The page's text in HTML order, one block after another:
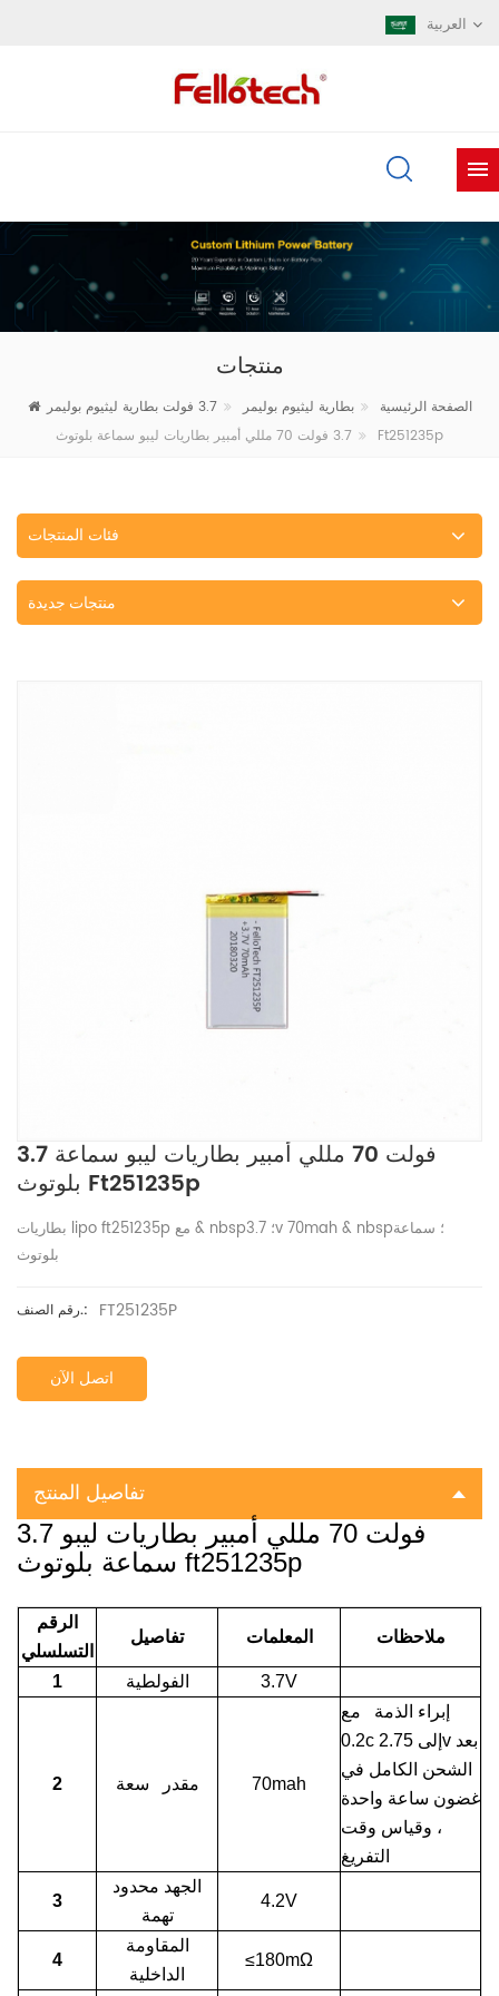
العربية
منتجات
الصفحة الرئيسية بطارية ليثيوم بوليمر
3.7 فولت بطارية ليثيوم بوليمر
3.7 فولت 70 مللي أمبير بطاريات ليبو سماعة بلوتوث Ft251235p
فئات المنتجات
منتجات جديدة
3.7 فولت 70 مللي أمبير بطاريات ليبو سماعة
بلوتوث Ft251235p
بطاريات lipo ft251235p مع & nbsp؛ 3.7v 70mah & nbsp؛ سماعة
بلوتوث
رقم الصنف.: FT251235P
اتصل الآن
تفاصيل المنتج
3.7 فولت 70 مللي أمبير بطاريات ليبو
سماعة بلوتوث ft251235p
الرقم
التسلسلي
تفاصيل المعلمات ملاحظات
1 الفولطية 3.7V
2 مقدر سعة 70mah
إبراء الذمة مع
0.2c إلى 2.75v بعد
الشحن الكامل في
غضون ساعة واحدة
، وقياس وقت
التفريغ
3
الجهد محدود
تهمة
4.2V
4
المقاومة
الداخلية
≤180mΩ